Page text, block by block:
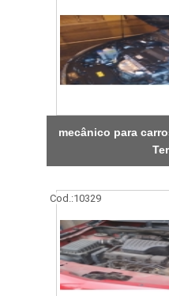
mecânico para
Cod.:10329